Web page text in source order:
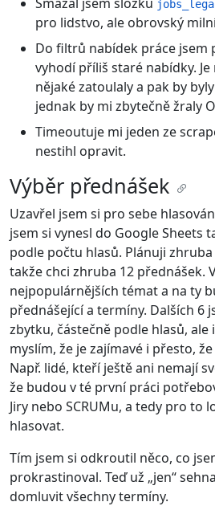
pro lidstvo, ale obrovský
Do filtrů nabídek práce jsem
vyhodí příliš staré nabídky. Je
nějaké zatoulaly a pak by
jednak by mi zbytečně žraly
Timeoutuje mi jeden ze
nestihl opravit.
Výběr přednášek
Uzavřel jsem si pro sebe
jsem si vynesl do Google Sheets
podle počtu hlasů. Plánuji
takže chci zhruba 12 přednášek.
nejpopulárnějších témat a na ty
přednášející a termíny. Dalších 6
zbytku, částečně podle hlasů, ale
myslím, že je zajímavé i přesto,
Např. lidé, kteří ještě ani nemají
že budou v té první práci
Jiry nebo SCRUMu, a tedy pro to
hlasovat.
Tím jsem si odkroutil něco, co
prokrastinoval. Teď už „jen“
domluvit všechny termíny.